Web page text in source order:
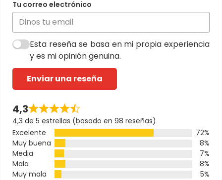
Tu correo electrónico
Esta reseña se basa en mi propia experiencia
y es mi opinión genuina.
Enviar una reseña
4,3
4,3 de 5 estrellas (basado en 98 reseñas)
Excelente
72%
Muy buena
8%
Media
7%
Mala
8%
Muy mala
5%